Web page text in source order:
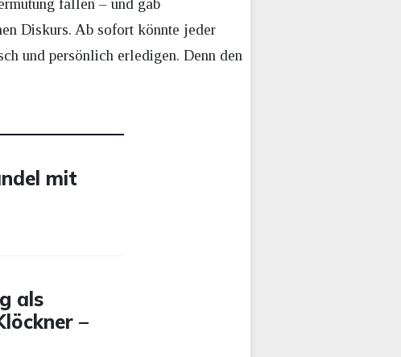
fallen – und gab
Diskurs. Ab sofort könnte jeder
und persönlich erledigen. Denn den
mit
als
–